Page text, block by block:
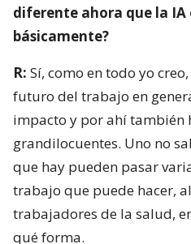
diferente ahora que la IA
básicamente?
R: Sí, como en todo yo
futuro del trabajo en
impacto y por ahí también
grandilocuentes. Uno no
que hay pueden pasar
trabajo que puede hacer,
trabajadores de la salud,
qué forma.